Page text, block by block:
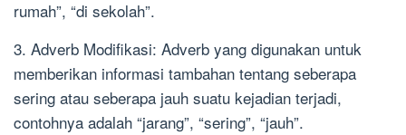
rumah”, “di sekolah”.
3. Adverb Modifikasi: Adverb yang digunakan untuk
memberikan informasi tambahan tentang seberapa
sering atau seberapa jauh suatu kejadian terjadi,
contohnya adalah “jarang”, “sering”, “jauh”.